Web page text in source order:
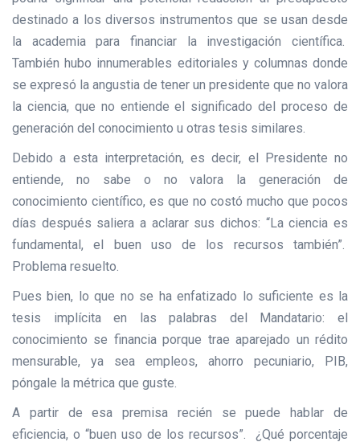
destinado a los diversos instrumentos que se usan desde
la academia para financiar la investigación científica.
También hubo innumerables editoriales y columnas donde
se expresó la angustia de tener un presidente que no valora
la ciencia, que no entiende el significado del proceso de
generación del conocimiento u otras tesis similares.
Debido a esta interpretación, es decir, el Presidente no
entiende, no sabe o no valora la generación de
conocimiento científico, es que no costó mucho que pocos
días después saliera a aclarar sus dichos: “La ciencia es
fundamental, el buen uso de los recursos también”.
Problema resuelto.
Pues bien, lo que no se ha enfatizado lo suficiente es la
tesis implícita en las palabras del Mandatario: el
conocimiento se financia porque trae aparejado un rédito
mensurable, ya sea empleos, ahorro pecuniario, PIB,
póngale la métrica que guste.
A partir de esa premisa recién se puede hablar de
eficiencia, o “buen uso de los recursos”. ¿Qué porcentaje